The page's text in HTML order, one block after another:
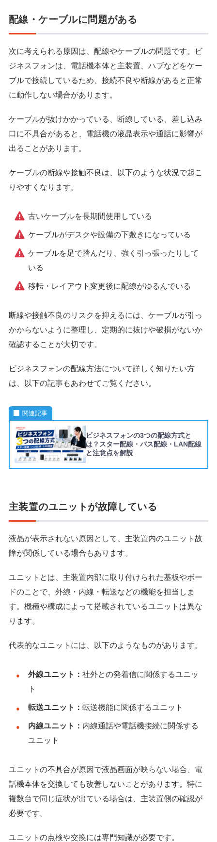
配線・ケーブルに問題がある
次に考えられる原因は、配線やケーブルの問題です。ビ
ジネスフォンは、電話機本体と主装置、ハブなどをケー
ブルで接続しているため、接続不良や断線があると正常
に動作しない場合があります。
ケーブルが抜けかかっている、断線している、差し込み
口に不具合があると、電話機の液晶表示や通話に影響が
出ることがあります。
ケーブルの断線や接触不良は、以下のような状況で起こ
りやすくなります。
古いケーブルを長期間使用している
ケーブルがデスクや設備の下敷きになっている
ケーブルを足で踏んだり、強く引っ張ったりして
いる
移転・レイアウト変更後に配線がゆるんでいる
断線や接触不良のリスクを抑えるには、ケーブルが引っ
かからないように整理し、定期的に抜けや破損がないか
確認することが大切です。
ビジネスフォンの配線方法について詳しく知りたい方
は、以下の記事もあわせてご覧ください。
関連記事
ビジネスフォンの3つの配線方式と
は？スター配線・バス配線・LAN配線
と注意点を解説
主装置のユニットが故障している
液晶が表示されない原因として、主装置内のユニット故
障が関係している場合もあります。
ユニットとは、主装置内部に取り付けられた基板やボー
ドのことで、外線・内線・転送などの機能を担当しま
す。機種や構成によって搭載されているユニットは異な
ります。
代表的なユニットには、以下のようなものがあります。
外線ユニット： 社外との発着信に関係するユニッ
ト
転送ユニット： 転送機能に関係するユニット
内線ユニット： 内線通話や電話機接続に関係する
ユニット
ユニットの不具合が原因で液晶画面が映らない場合、電
話機本体を交換しても改善しないことがあります。特に
複数台で同じ症状が出ている場合は、主装置側の確認が
必要です。
ユニットの点検や交換には専門知識が必要です。